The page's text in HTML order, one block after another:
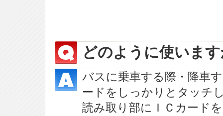
どのように使いま
バスに乗車する際・降車
ードをしっかりとタッチ
読み取り部にＩＣカード